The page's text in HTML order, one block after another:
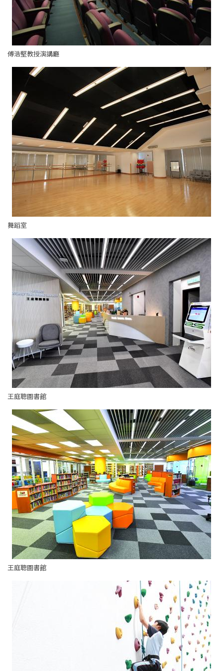
傅浩堅教授演講廳
舞蹈室
王庭聰圖書館
王庭聰圖書館